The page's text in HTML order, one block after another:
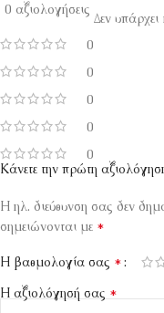
0 αξιολογήσεις
0
0
0
0
0
Δεν
Κάνετε την πρώτη
Η ηλ. διεύθυνση σας δεν
σημειώνονται με *
Η βαθμολογία σας *
Η αξιολόγησή σας *